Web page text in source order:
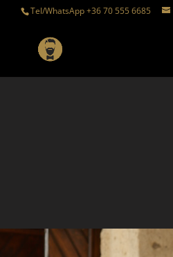
Tel/WhatsApp +36 70 555 6685